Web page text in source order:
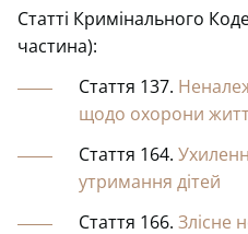
Статті Кримінального
частина):
Стаття 137.
щодо охорони
Стаття 164.
утримання дітей
Стаття 166. Злісне